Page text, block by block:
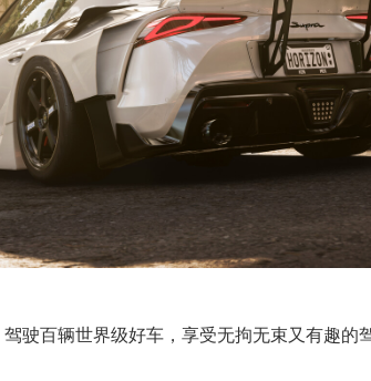
驶百辆世界级好车，享受无拘无束又有趣的